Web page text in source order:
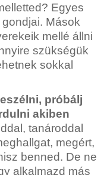
Egyes
Mások
mellé állni
szükségük
sokkal
próbálj
akiben
tanároddal
megért,
benned. De ne
alkalmazd más